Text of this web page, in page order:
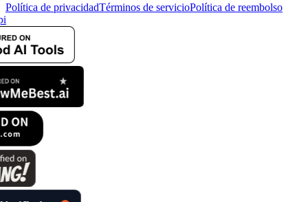
Política de privacidadTérminos de servicioPolítica de reembolso